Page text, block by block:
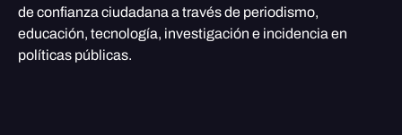
de confianza ciudadana a través de periodismo,
educación, tecnología, investigación e incidencia en
políticas públicas.